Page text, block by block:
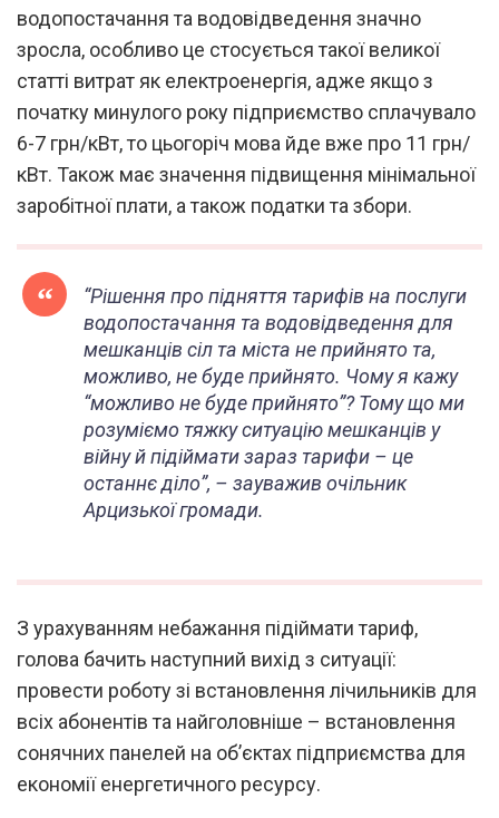
водопостачання та водовідведення значно
зросла, особливо це стосується такої великої
статті витрат як електроенергія, адже якщо з
початку минулого року підприємство сплачувало
6-7 грн/кВт, то цьогоріч мова йде вже про 11 грн/
кВт. Також має значення підвищення мінімальної
заробітної плати, а також податки та збори.
“Рішення про підняття тарифів на послуги
водопостачання та водовідведення для
мешканців сіл та міста не прийнято та,
можливо, не буде прийнято. Чому я кажу
“можливо не буде прийнято”? Тому що ми
розуміємо тяжку ситуацію мешканців у
війну й підіймати зараз тарифи – це
останнє діло”, – зауважив очільник
Арцизької громади.
З урахуванням небажання підіймати тариф,
голова бачить наступний вихід з ситуації:
провести роботу зі встановлення лічильників для
всіх абонентів та найголовніше – встановлення
сонячних панелей на об’єктах підприємства для
економії енергетичного ресурсу.